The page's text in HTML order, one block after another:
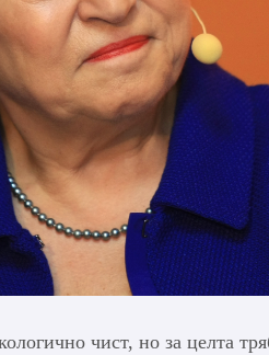
чист, но за целта